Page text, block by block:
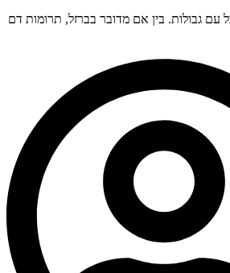
עם גבולות. בין אם מדובר בברזל, תרומות דם